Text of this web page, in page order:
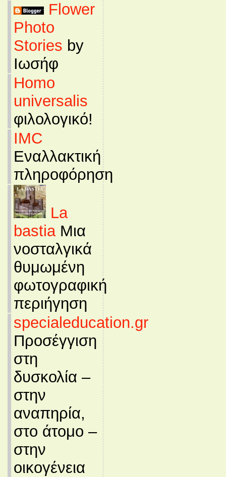
Flower
Photo
Stories by
Ιωσήφ
Homo
universalis
φιλολογικό!
IMC
Εναλλακτική
πληροφόρηση
La
bastiaΜια
νοσταλγικά
θυμωμένη
φωτογραφική
περιήγηση
specialeducation.gr
Προσέγγιση
στη
δυσκολία –
στην
αναπηρία,
στο άτομο –
στην
οικογένεια